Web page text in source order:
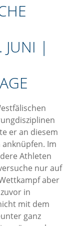
JUNI​ |
er an diesem
Im
Athleten
nur auf
aber
in
mit dem
ganz